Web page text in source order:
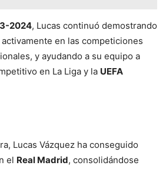
2024, Lucas continuó demostrando
en las competiciones
y ayudando a su equipo a
en La Liga y la UEFA
Lucas Vázquez ha conseguido
el Real Madrid, consolidándose